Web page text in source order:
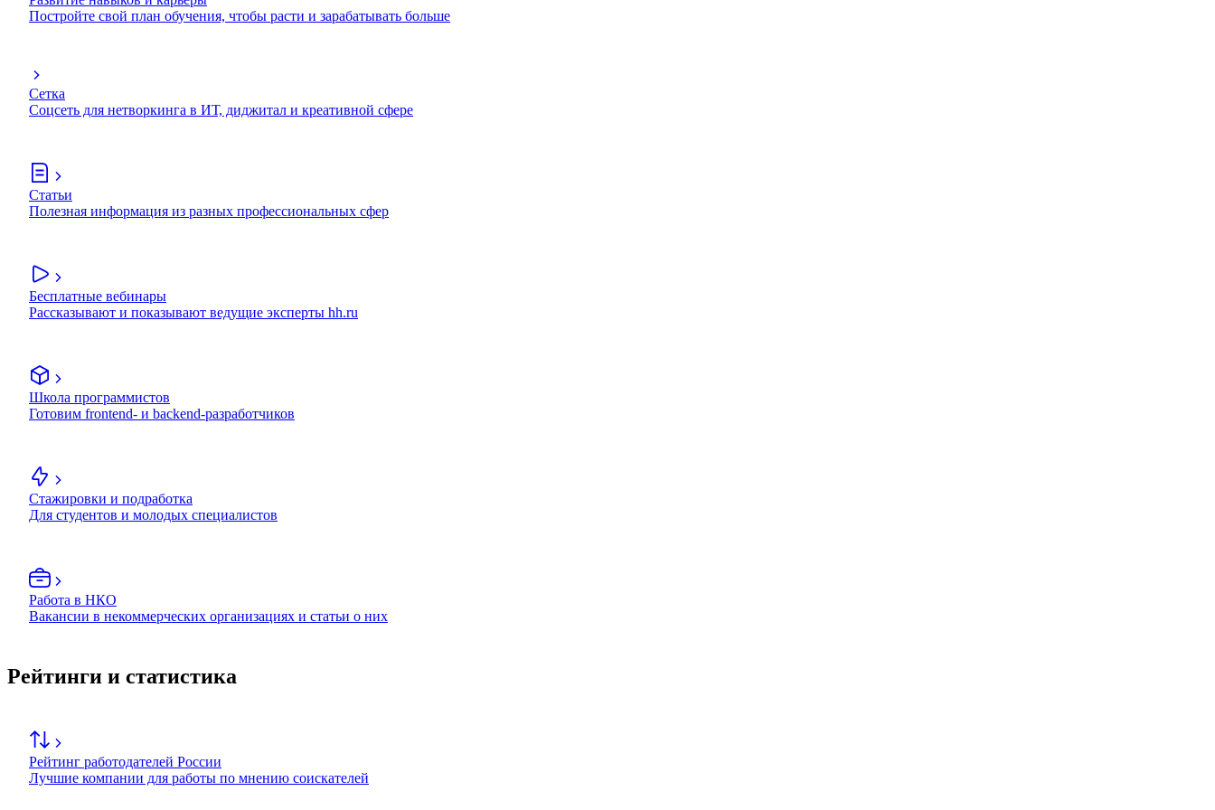
Постройте свой план обучения, чтобы расти и зарабатывать больше
Сетка
Соцсеть для нетворкинга в ИТ, диджитал и креативной сфере
Статьи
Полезная информация из разных профессиональных сфер
Бесплатные вебинары
Рассказывают и показывают ведущие эксперты hh.ru
Школа программистов
Готовим frontend- и backend-разработчиков
Стажировки и подработка
Для студентов и молодых специалистов
Работа в НКО
Вакансии в некоммерческих организациях и статьи о них
Рейтинги и статистика
Рейтинг работодателей России
Лучшие компании для работы по мнению соискателей